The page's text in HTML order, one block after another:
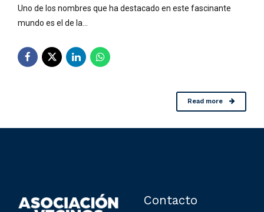
Uno de los nombres que ha destacado en este fascinante
mundo es el de la...
Read more
Contacto